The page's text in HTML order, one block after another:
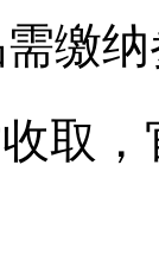
纳
取